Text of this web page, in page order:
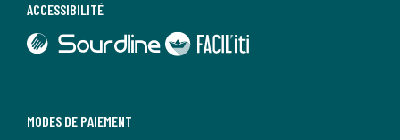
MODES DE PAIEMENT
ACCESSIBILITÉ
lien vers Sourdline
lien vers Faciliti